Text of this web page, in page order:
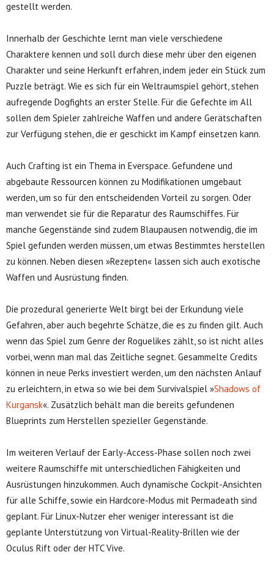
gestellt werden.
Innerhalb der Geschichte lernt man viele verschiedene
Charaktere kennen und soll durch diese mehr über den eigenen
Charakter und seine Herkunft erfahren, indem jeder ein Stück zum
Puzzle beträgt. Wie es sich für ein Weltraumspiel gehört, stehen
aufregende Dogfights an erster Stelle. Für die Gefechte im All
sollen dem Spieler zahlreiche Waffen und andere Gerätschaften
zur Verfügung stehen, die er geschickt im Kampf einsetzen kann.
Auch Crafting ist ein Thema in Everspace. Gefundene und
abgebaute Ressourcen können zu Modifikationen umgebaut
werden, um so für den entscheidenden Vorteil zu sorgen. Oder
man verwendet sie für die Reparatur des Raumschiffes. Für
manche Gegenstände sind zudem Blaupausen notwendig, die im
Spiel gefunden werden müssen, um etwas Bestimmtes herstellen
zu können. Neben diesen »Rezepten« lassen sich auch exotische
Waffen und Ausrüstung finden.
Die prozedural generierte Welt birgt bei der Erkundung viele
Gefahren, aber auch begehrte Schätze, die es zu finden gilt. Auch
wenn das Spiel zum Genre der Roguelikes zählt, so ist nicht alles
vorbei, wenn man mal das Zeitliche segnet. Gesammelte Credits
können in neue Perks investiert werden, um den nächsten Anlauf
zu erleichtern, in etwa so wie bei dem Survivalspiel »Shadows of
Kurgansk«. Zusätzlich behält man die bereits gefundenen
Blueprints zum Herstellen spezieller Gegenstände.
Im weiteren Verlauf der Early-Access-Phase sollen noch zwei
weitere Raumschiffe mit unterschiedlichen Fähigkeiten und
Ausrüstungen hinzukommen. Auch dynamische Cockpit-Ansichten
für alle Schiffe, sowie ein Hardcore-Modus mit Permadeath sind
geplant. Für Linux-Nutzer eher weniger interessant ist die
geplante Unterstützung von Virtual-Reality-Brillen wie der
Oculus Rift oder der HTC Vive.